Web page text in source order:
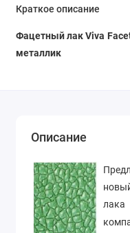
Краткое описание
Фацетный лак Viva
металлик
Описание